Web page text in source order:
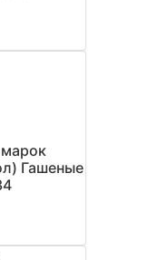
Гашеные